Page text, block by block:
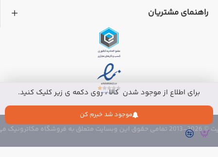
برای اطلاع از موجود شدن کالا ، روی دکمه ی زیر کلیک کنید.
موجود شد خبرم کن
راهنمای مشتریان
به فروشگاه مکاترونیک می باشد